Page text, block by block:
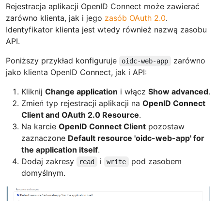
Rejestracja aplikacji OpenID Connect może zawierać
zarówno klienta, jak i jego zasób OAuth 2.0.
Identyfikator klienta jest wtedy również nazwą zasobu
API.
Poniższy przykład konfiguruje
oidc-web-app
zarówno
jako klienta OpenID Connect, jak i API:
Kliknij Change application i włącz Show advanced.
Zmień typ rejestracji aplikacji na OpenID Connect
Client and OAuth 2.0 Resource.
Na karcie OpenID Connect Client pozostaw
zaznaczone Default resource 'oidc-web-app' for
the application itself.
Dodaj zakresy
read i write
pod zasobem
domyślnym.